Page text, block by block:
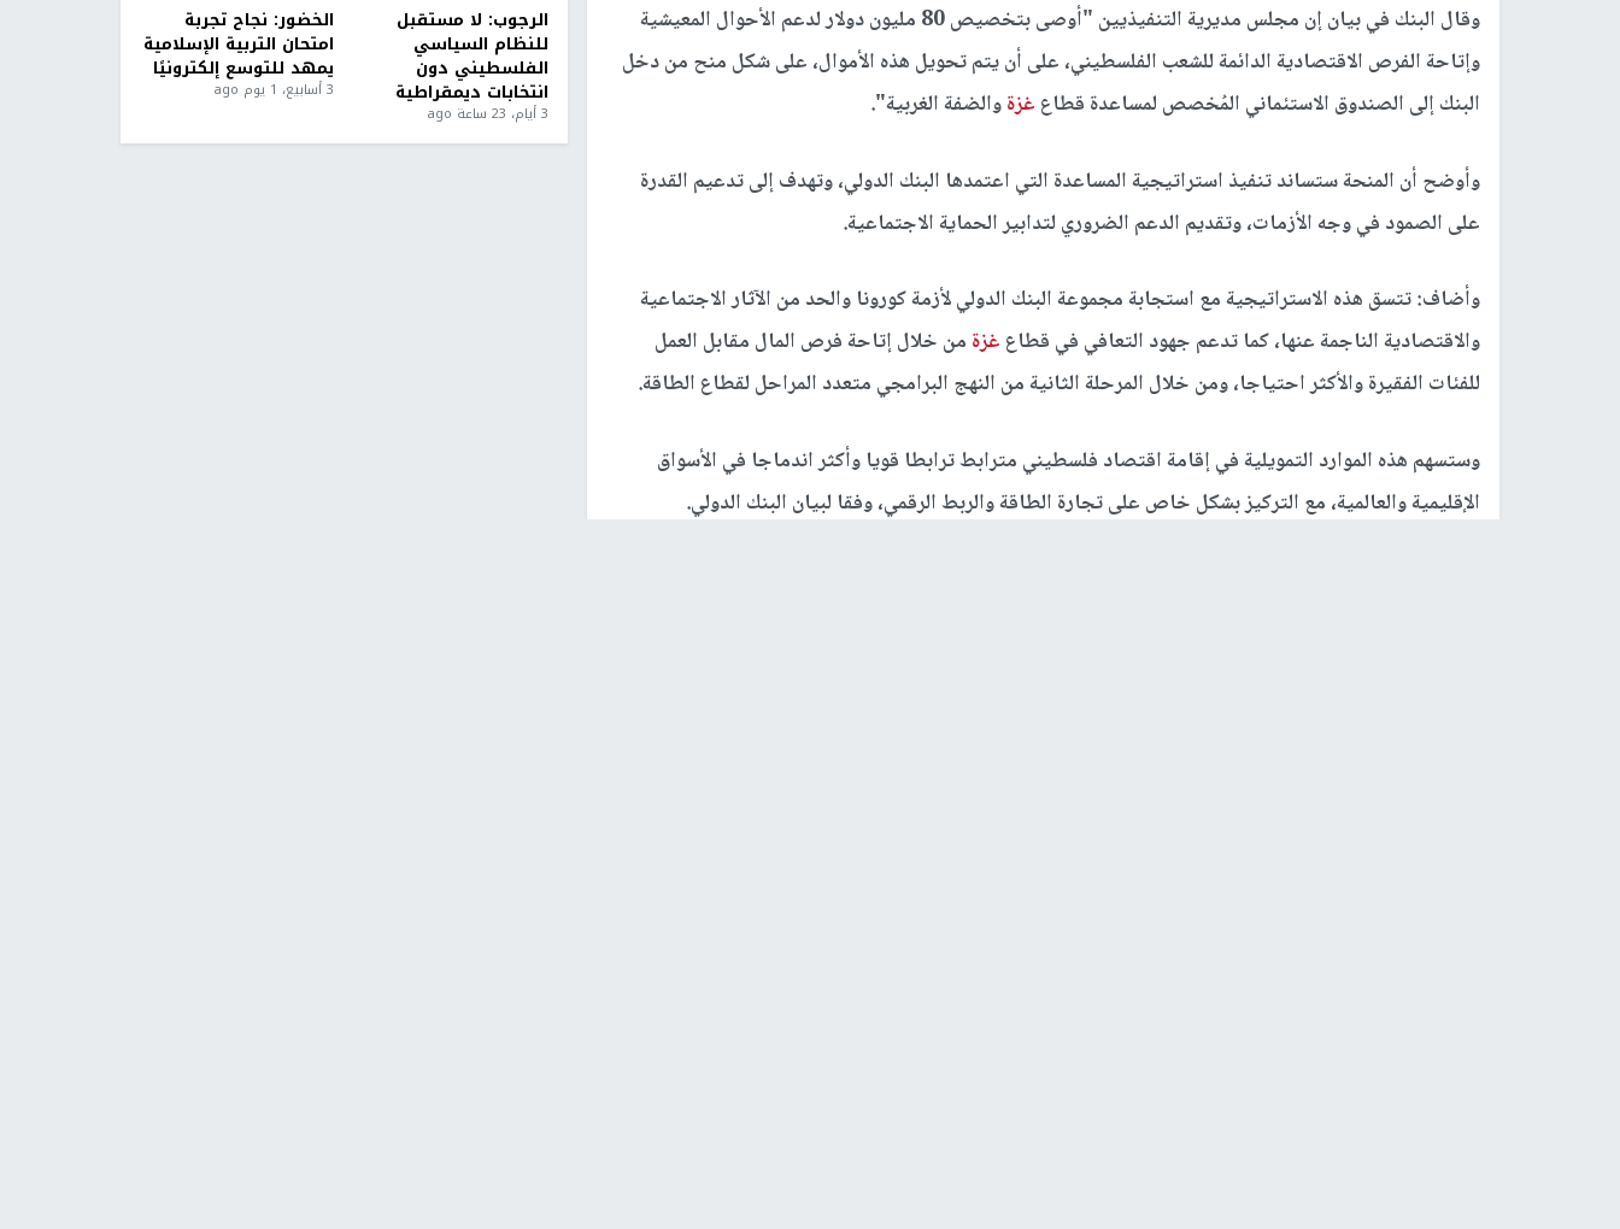
وقال البنك في بيان إن مجلس مديرية التنفيذيين "أوصى بتخصيص 80 مليون دولار لدعم الأحوال المعيشية
وإتاحة الفرص الاقتصادية الدائمة للشعب الفلسطيني، على أن يتم تحويل هذه الأموال، على شكل منح من دخل
البنك إلى الصندوق الاستئماني المُخصص لمساعدة قطاع غزةوالضفة الغربية".
وأوضح أن المنحة ستساند تنفيذ استراتيجية المساعدة التي اعتمدها البنك الدولي، وتهدف إلى تدعيم القدرة
على الصمود في وجه الأزمات، وتقديم الدعم الضروري لتدابير الحماية الاجتماعية.
وأضاف: تتسق هذه الاستراتيجية مع استجابة مجموعة البنك الدولي لأزمة كورونا والحد من الآثار الاجتماعية
والاقتصادية الناجمة عنها، كما تدعم جهود التعافي في قطاع غزة من خلال إتاحة فرص المال مقابل العمل
للفئات الفقيرة والأكثر احتياجا، ومن خلال المرحلة الثانية من النهج البرامجي متعدد المراحل لقطاع الطاقة.
وستسهم هذه الموارد التمويلية في إقامة اقتصاد فلسطيني مترابط ترابطا قويا وأكثر اندماجا في الأسواق
الإقليمية والعالمية، مع التركيز بشكل خاص على تجارة الطاقة والربط الرقمي، وفقا لبيان البنك الدولي.
الرجوب: لا مستقبل
للنظام السياسي
الفلسطيني دون
انتخابات ديمقراطية
3 أيام، 23 ساعة ago
الخضور: نجاح تجربة
امتحان التربية الإسلامية
يمهد للتوسع إلكترونيًا
3 أسابيع، 1 يوم ago